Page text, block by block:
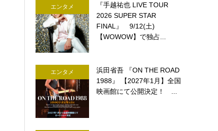
エンタメ
『手越祐也 LIVE TOUR
2026 SUPER STAR
FINAL』 9/12(土)
【WOWOW】で独占...
エンタメ
浜田省吾 『ON THE ROAD
1988』 【2027年1月】全国
映画館にて公開決定！ ...